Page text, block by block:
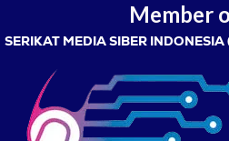
Member
SERIKAT MEDIA SIBER